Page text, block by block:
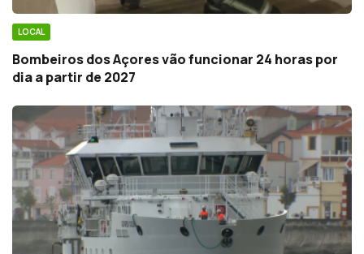
LOCAL
Bombeiros dos Açores vão funcionar 24 horas por
dia a partir de 2027